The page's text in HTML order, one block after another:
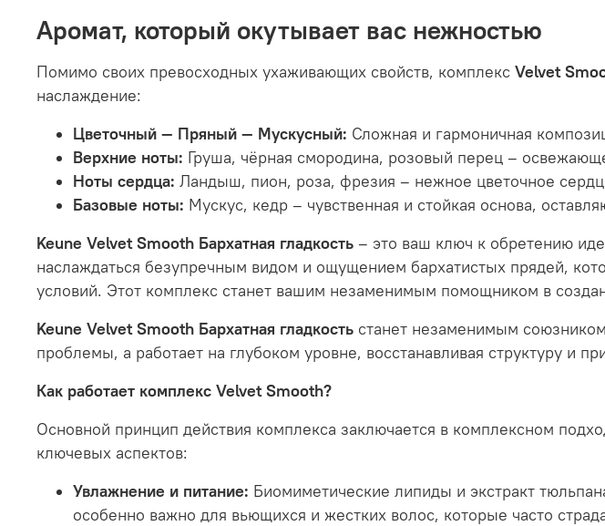
Аромат, который окутывает вас нежностью
Помимо своих превосходных ухаживающих свойств, комплекс Velvet
наслаждение:
Цветочный — Пряный — Мускусный: Сложная и гармоничная
Верхние ноты: Груша, чёрная смородина, розовый перец –
Ноты сердца: Ландыш, пион, роза, фрезия – нежное цветочное
Базовые ноты: Мускус, кедр – чувственная и стойкая основа,
Keune Velvet Smooth Бархатная гладкость – это ваш ключ к обретению
наслаждаться безупречным видом и ощущением бархатистых прядей,
условий. Этот комплекс станет вашим незаменимым помощником в
Keune Velvet Smooth Бархатная гладкость станет незаменимым
проблемы, а работает на глубоком уровне, восстанавливая структуру и
Как работает комплекс Velvet Smooth?
Основной принцип действия комплекса заключается в комплексном
ключевых аспектов:
Увлажнение и питание: Биомиметические липиды и экстракт
особенно важно для вьющихся и жестких волос, которые часто